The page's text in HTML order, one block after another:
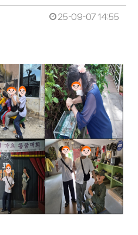
25-09-07 14:55